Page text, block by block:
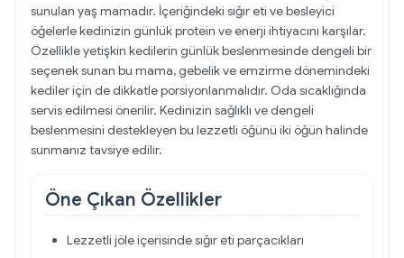
sunulan yaş mamadır. İçeriğindeki sığır eti ve besleyici
öğelerle kedinizin günlük protein ve enerji ihtiyacını karşılar.
Özellikle yetişkin kedilerin günlük beslenmesinde dengeli bir
seçenek sunan bu mama, gebelik ve emzirme dönemindeki
kediler için de dikkatle porsiyonlanmalıdır. Oda sıcaklığında
servis edilmesi önerilir. Kedinizin sağlıklı ve dengeli
beslenmesini destekleyen bu lezzetli öğünü iki öğün halinde
sunmanız tavsiye edilir.
Öne Çıkan Özellikler
Lezzetli jöle içerisinde sığır eti parçacıkları